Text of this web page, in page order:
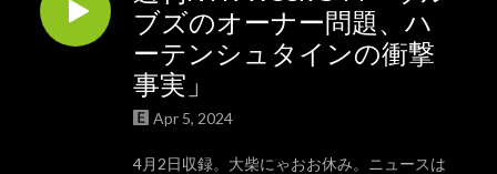
ブズのオーナー問題、ハ
ーテンシュタインの衝撃
事実」
Apr 5, 2024
4月2日収録。大柴にゃおお休み。ニュースは